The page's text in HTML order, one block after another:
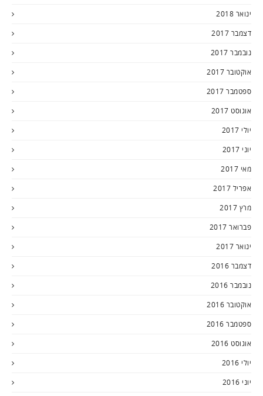
ינואר 2018
דצמבר 2017
נובמבר 2017
אוקטובר 2017
ספטמבר 2017
אוגוסט 2017
יולי 2017
יוני 2017
מאי 2017
אפריל 2017
מרץ 2017
פברואר 2017
ינואר 2017
דצמבר 2016
נובמבר 2016
אוקטובר 2016
ספטמבר 2016
אוגוסט 2016
יולי 2016
יוני 2016